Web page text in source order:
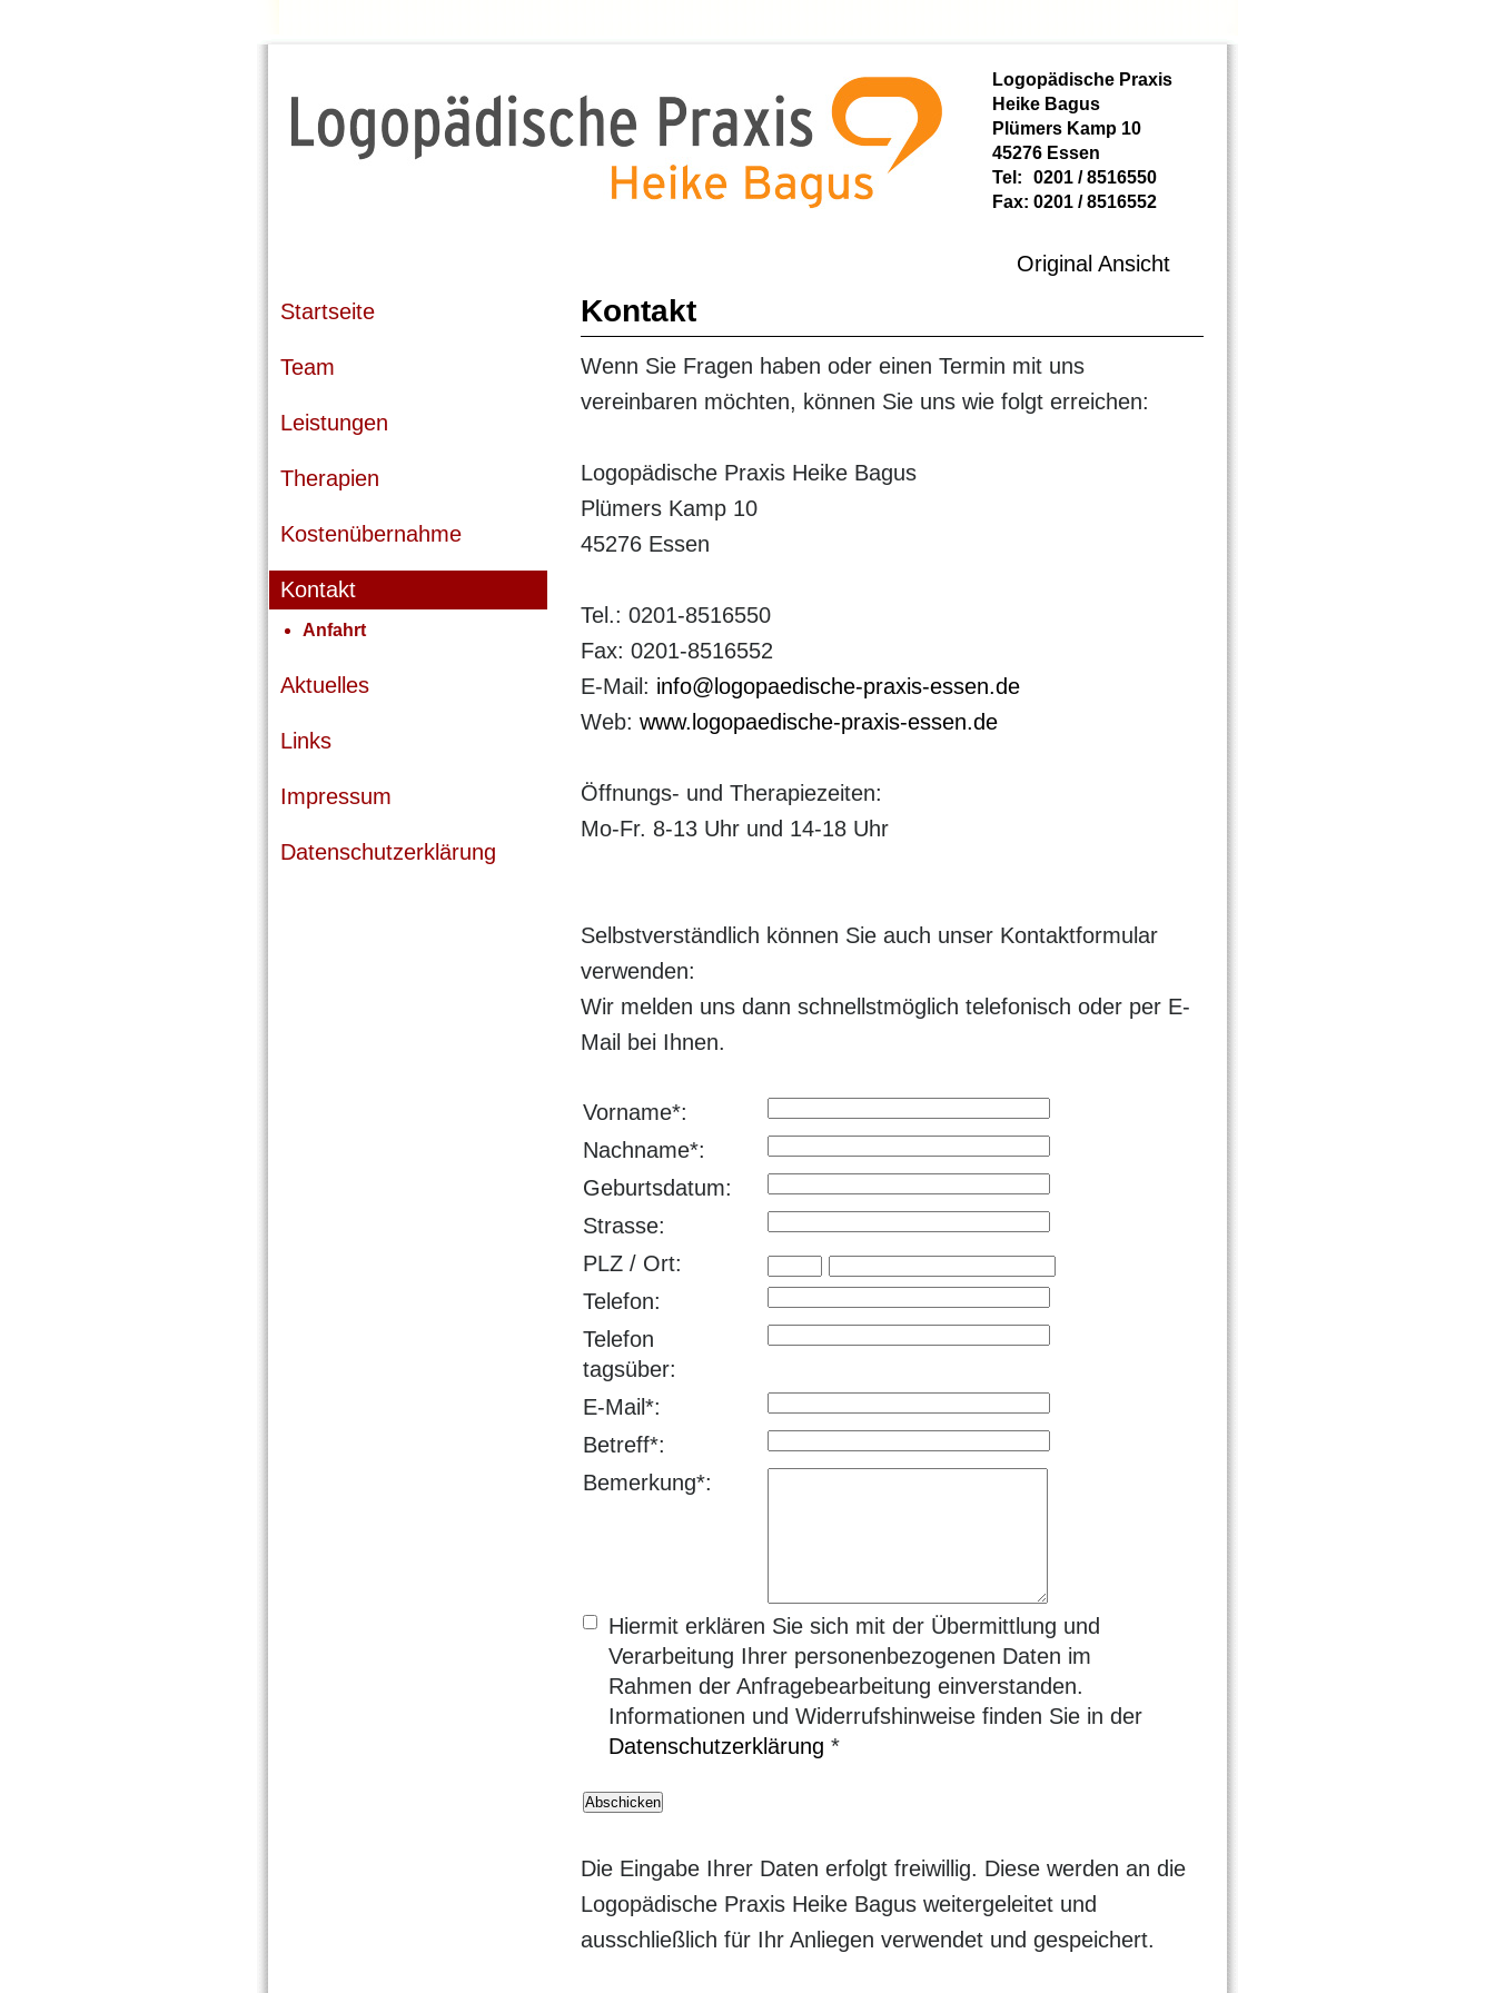
Logopädische Praxis
Heike Bagus
Plümers Kamp 10
45276 Essen
Tel:
0201 / 8516550
Fax: 0201 / 8516552
Original Ansicht
Startseite
Team
Leistungen
Therapien
Kostenübernahme
Kontakt
Anfahrt
Aktuelles
Links
Impressum
Datenschutzerklärung
Kontakt
Wenn Sie Fragen haben oder einen Termin mit uns
vereinbaren möchten, können Sie uns wie folgt erreichen:
Logopädische Praxis Heike Bagus
Plümers Kamp 10
45276 Essen
Tel.: 0201-8516550
Fax: 0201-8516552
E-Mail: info@logopaedische-praxis-essen.de
Web: www.logopaedische-praxis-essen.de
Öffnungs- und Therapiezeiten:
Mo-Fr. 8-13 Uhr und 14-18 Uhr
Selbstverständlich können Sie auch unser Kontaktformular
verwenden:
Wir melden uns dann schnellstmöglich telefonisch oder per E-
Mail bei Ihnen.
Vorname*:
Nachname*:
Geburtsdatum:
Strasse:
PLZ / Ort:
Telefon:
Telefon
tagsüber:
E-Mail*:
Betreff*:
Bemerkung*:
Hiermit erklären Sie sich mit der Übermittlung und
Verarbeitung Ihrer personenbezogenen Daten im
Rahmen der Anfragebearbeitung einverstanden.
Informationen und Widerrufshinweise finden Sie in der
Datenschutzerklärung *
Die Eingabe Ihrer Daten erfolgt freiwillig. Diese werden an die
Logopädische Praxis Heike Bagus weitergeleitet und
ausschließlich für Ihr Anliegen verwendet und gespeichert.